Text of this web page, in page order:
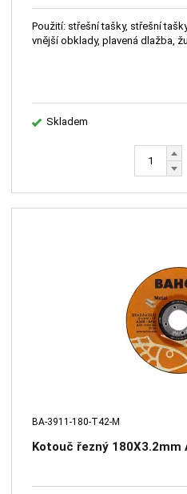
Použití: střešní tašky, střešní
vnější obklady, plavená dlažba,
Skladem
BA-3911-180-T42-M
Kotouč řezný 180X3.2mm